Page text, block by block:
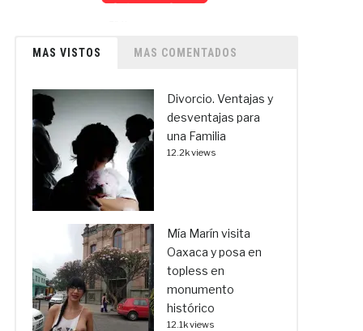
MAS VISTOS MAS COMENTADOS
Divorcio. Ventajas y
desventajas para
una Familia
12.2k views
Mía Marín visita
Oaxaca y posa en
topless en
monumento
histórico
12.1k views